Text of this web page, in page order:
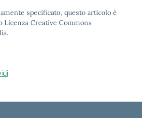
specificato, questo articolo è
Licenza Creative Commons